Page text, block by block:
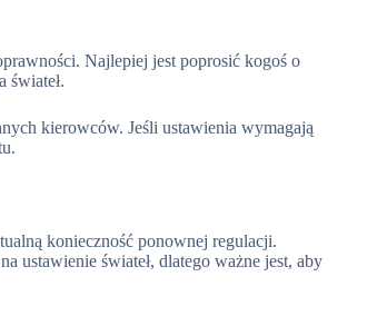
Najlepiej jest poprosić kogoś o
świateł.
kierowców. Jeśli ustawienia wymagają
konieczność ponownej regulacji.
ustawienie świateł, dlatego ważne jest, aby